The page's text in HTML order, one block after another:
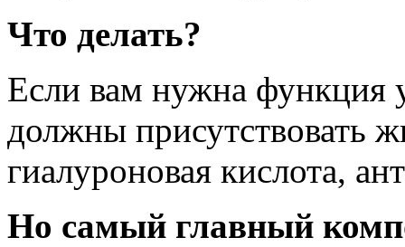
Что делать?
Если вам нужна функция
должны присутствовать
гиалуроновая кислота,
Но самый главный